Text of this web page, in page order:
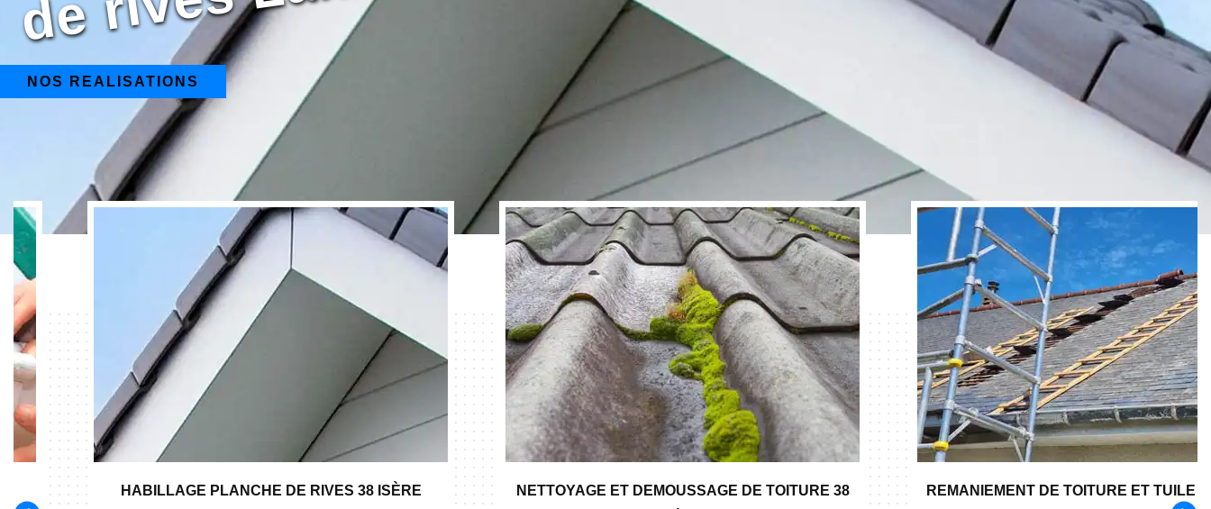
NOS REALISATIONS
HABILLAGE PLANCHE DE RIVES 38 ISÈRE
NETTOYAGE ET DEMOUSSAGE DE TOITURE 38
REMANIEMENT DE TOITURE ET TUILE